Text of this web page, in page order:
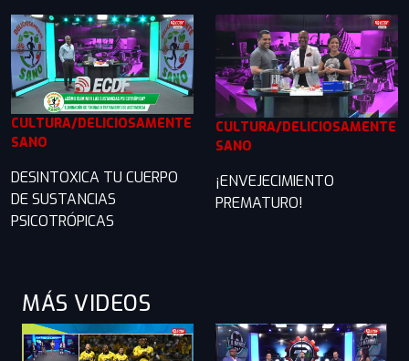
CULTURA/DELICIOSAMENTE
SANO
DESINTOXICA TU CUERPO
DE SUSTANCIAS
PSICOTRÓPICAS
CULTURA/DELICIOSAMENTE
SANO
¡ENVEJECIMIENTO
PREMATURO!
MÁS VIDEOS